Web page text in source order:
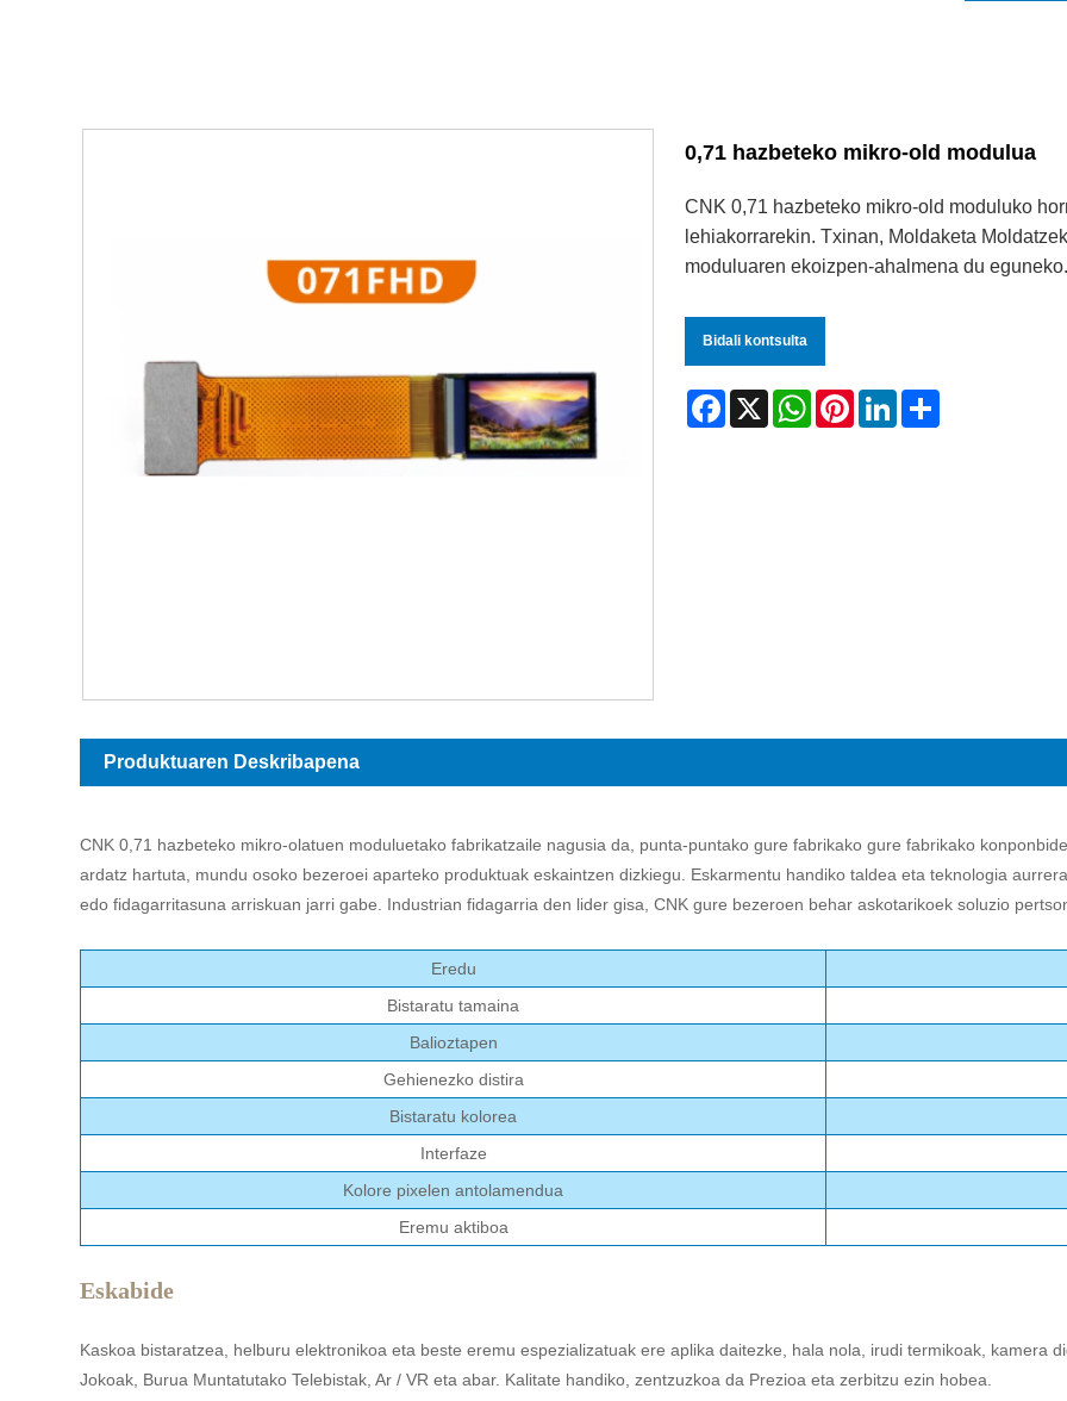
0,71 hazbeteko mikro-old modulua
CNK 0,71 hazbeteko mikro-old moduluko
lehiakorrarekin. Txinan, Moldaketa
moduluaren ekoizpen-ahalmena du eguneko.
Bidali kontsulta
Facebook
X WhatsApp
PinterestLinkedIn
Produktuaren Deskribapena
CNK 0,71 hazbeteko mikro-olatuen moduluetako fabrikatzaile nagusia da, punta-puntako gure fabrikako gure fabrikako
ardatz hartuta, mundu osoko bezeroei aparteko produktuak eskaintzen dizkiegu. Eskarmentu handiko taldea eta teknologia
edo fidagarritasuna arriskuan jarri gabe. Industrian fidagarria den lider gisa, CNK gure bezeroen behar askotarikoek soluzio
Eredu
Bistaratu tamaina
Balioztapen
Gehienezko distira
Bistaratu kolorea
Interfaze
Kolore pixelen antolamendua
Eremu aktiboa
Eskabide
Kaskoa bistaratzea, helburu elektronikoa eta beste eremu espezializatuak ere aplika daitezke, hala nola, irudi termikoak, kamera
Jokoak, Burua Muntatutako Telebistak, Ar / VR eta abar. Kalitate handiko, zentzuzkoa da Prezioa eta zerbitzu ezin hobea.